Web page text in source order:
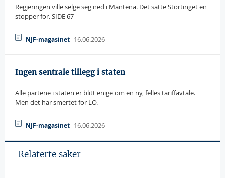
Regjeringen ville selge seg ned i Mantena. Det satte Stortinget en
stopper for. SIDE 67
NJF-magasinet 16.06.2026
Ingen sentrale tillegg i staten
Alle partene i staten er blitt enige om en ny, felles tariffavtale.
Men det har smertet for LO.
NJF-magasinet 16.06.2026
Relaterte saker